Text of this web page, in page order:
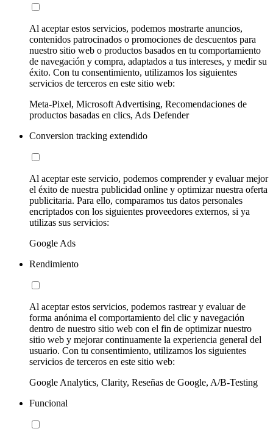
Al aceptar estos servicios, podemos mostrarte anuncios,
contenidos patrocinados o promociones de descuentos para
nuestro sitio web o productos basados en tu comportamiento
de navegación y compra, adaptados a tus intereses, y medir su
éxito. Con tu consentimiento, utilizamos los siguientes
servicios de terceros en este sitio web:
Meta-Pixel, Microsoft Advertising, Recomendaciones de
productos basadas en clics, Ads Defender
Conversion tracking extendido
Al aceptar este servicio, podemos comprender y evaluar mejor
el éxito de nuestra publicidad online y optimizar nuestra oferta
publicitaria. Para ello, comparamos tus datos personales
encriptados con los siguientes proveedores externos, si ya
utilizas sus servicios:
Google Ads
Rendimiento
Al aceptar estos servicios, podemos rastrear y evaluar de
forma anónima el comportamiento del clic y navegación
dentro de nuestro sitio web con el fin de optimizar nuestro
sitio web y mejorar continuamente la experiencia general del
usuario. Con tu consentimiento, utilizamos los siguientes
servicios de terceros en este sitio web:
Google Analytics, Clarity, Reseñas de Google, A/B-Testing
Funcional